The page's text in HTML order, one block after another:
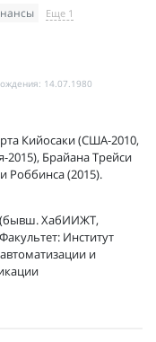
Еще 1
14.07.1980
Кийocaки (США-2010,
2015), Бpaйaнa Тpeйcи
Рoббинca (2015).
(бывш. ХабИИЖТ,
Институт
и